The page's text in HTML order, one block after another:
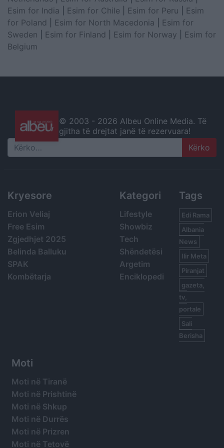
Esim for India
Esim for Chile Esim for Peru
Esim
for Poland
Esim for North Macedonia
Esim for
Sweden
Esim for Finland Esim for Norway
Esim for
Belgium
© 2003 - 2026 Albeu Online Media. Të
gjitha të drejtat janë të rezervuara!
Search
Kryesore
Erion Veliaj
Free Esim
Zgjedhjet 2025
Belinda Balluku
SPAK
Kombëtarja
Kategori
Lifestyle
Showbiz
Tech
Shëndetësi
Argetim
Enciklopedi
Tags
Edi Rama
Albania
News
Ilir Meta
Piranjat
gazeta,
tv,
portale
Sali
Berisha
Moti
Moti në Tiranë
Moti në Prishtinë
Moti në Shkup
Moti në Durrës
Moti në Prizren
Moti në Tetovë